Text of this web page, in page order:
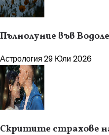
Пълнолуние във
Астрология29 Юли 2026
Скритите страхове